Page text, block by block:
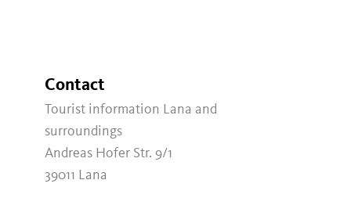
Contact
Tourist information Lana and
surroundings
Andreas Hofer Str. 9/1
39011 Lana